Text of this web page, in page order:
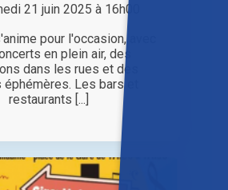
21 juin 2025 à 16h00
pour l'occasion, avec
en plein air, des
dans les rues et des
Les bars et
restaurants [...]